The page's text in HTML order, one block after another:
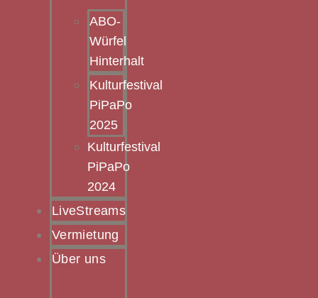
ABO-
Würfel
Hinterhalt
Kulturfestival
PiPaPo
2025
Kulturfestival
PiPaPo
2024
LiveStreams
Vermietung
Über uns